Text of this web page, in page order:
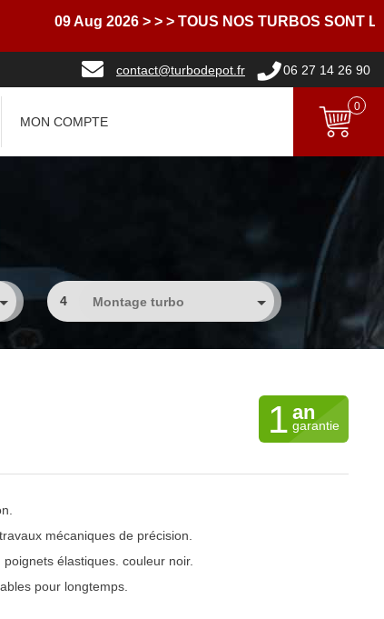
09 Aug 2026 > > > TOUS NOS TURBOS SONT
contact@turbodepot.fr 06 27 14 26 90
MON COMPTE
0
4
1 an
garantie
mécaniques de précision.
élastiques. couleur noir.
pour longtemps.